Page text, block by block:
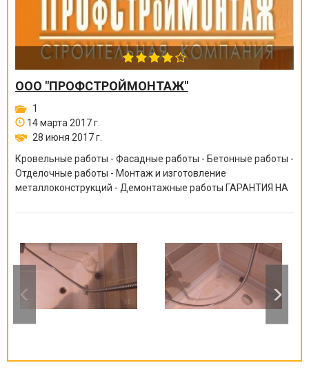
ООО "ПРОФСТРОЙМОНТАЖ"
1
14 марта 2017 г.
28 июня 2017 г.
Кровельные работы - Фасадные работы - Бетонные работы -
Отделочные работы - Монтаж и изготовление
металлоконструкций - Демонтажные работы ГАРАНТИЯ НА